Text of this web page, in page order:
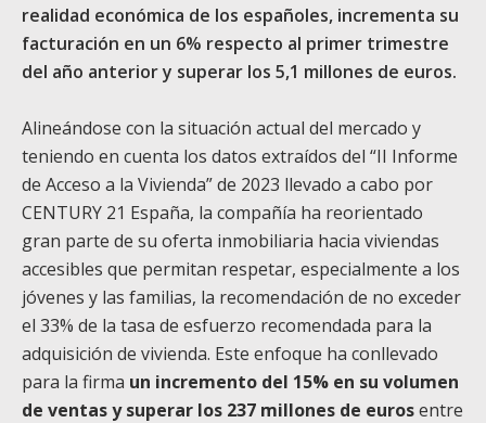
realidad económica de los españoles, incrementa su
facturación en un 6% respecto al primer trimestre
del año anterior y superar los 5,1 millones de euros.
Alineándose con la situación actual del mercado y
teniendo en cuenta los datos extraídos del “II Informe
de Acceso a la Vivienda” de 2023 llevado a cabo por
CENTURY 21 España, la compañía ha reorientado
gran parte de su oferta inmobiliaria hacia viviendas
accesibles que permitan respetar, especialmente a los
jóvenes y las familias, la recomendación de no exceder
el 33% de la tasa de esfuerzo recomendada para la
adquisición de vivienda. Este enfoque ha conllevado
para la firma un incremento del 15% en su volumen
de ventas y superar los 237 millones de eurosentre